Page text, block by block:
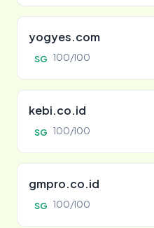
yogyes.com
SG 100/100
kebi.co.id
SG 100/100
gmpro.co.id
SG 100/100